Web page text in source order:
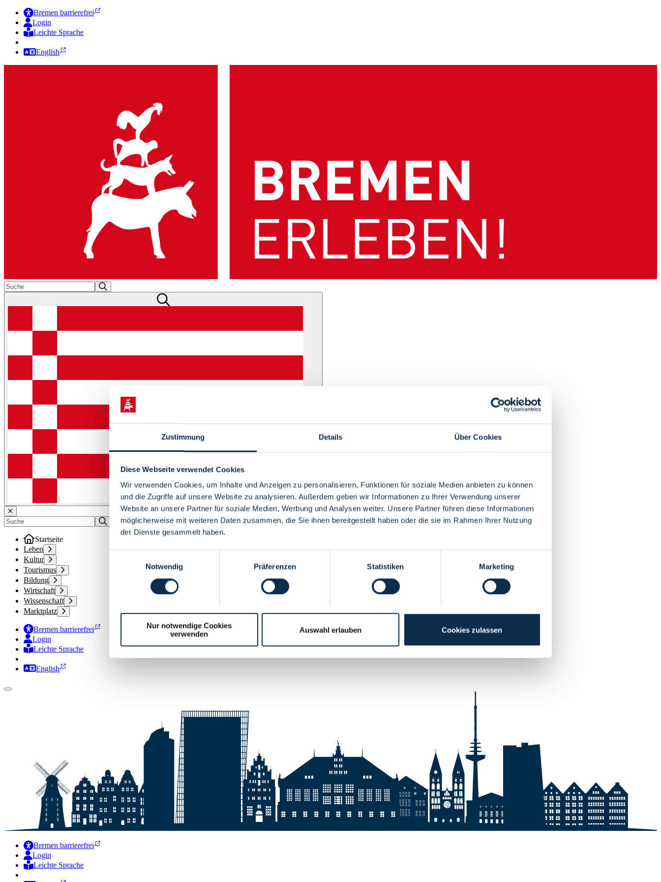
Zustimmung Details Über Cookies
Diese Webseite verwendet Cookies
Wir verwenden Cookies, um Inhalte und Anzeigen zu personalisieren, Funktionen für soziale Medien anbieten zu können
und die Zugriffe auf unsere Website zu analysieren. Außerdem geben wir Informationen zu Ihrer Verwendung unserer
Website an unsere Partner für soziale Medien, Werbung und Analysen weiter. Unsere Partner führen diese Informationen
möglicherweise mit weiteren Daten zusammen, die Sie ihnen bereitgestellt haben oder die sie im Rahmen Ihrer Nutzung
der Dienste gesammelt haben.
Notwendig
Präferenzen Statistiken Marketing
Nur notwendige Cookies
verwenden
Auswahl erlauben Cookies zulassen
Bremen barrierefrei
Login
Leichte Sprache
English
Menü
Startseite
Leben
Kultur
Tourismus
Bildung
Wirtschaft
Wissenschaft
Marktplatz
Bremen barrierefrei
Login
Leichte Sprache
Zur Deutschen Gebärdensprache
English
Bremen barrierefrei
Login
Leichte Sprache